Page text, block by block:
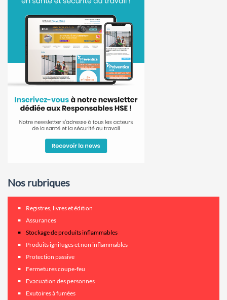
Nos rubriques
Registres, livres et édition
Assurances
Stockage de produits inflammables
Produits ignifuges et non inflammables
Protection passive
Fermetures coupe-feu
Evacuation des personnes
Exutoires à fumées